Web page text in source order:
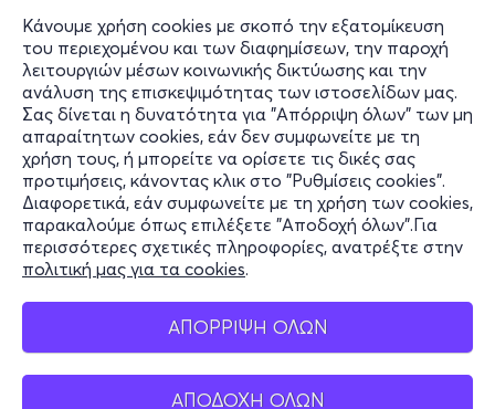
Κάνουμε χρήση cookies με σκοπό την εξατομίκευση
του περιεχομένου και των διαφημίσεων, την παροχή
λειτουργιών μέσων κοινωνικής δικτύωσης και την
ανάλυση της επισκεψιμότητας των ιστοσελίδων μας.
Σας δίνεται η δυνατότητα για "Απόρριψη όλων" των μη
απαραίτητων cookies, εάν δεν συμφωνείτε με τη
χρήση τους, ή μπορείτε να ορίσετε τις δικές σας
προτιμήσεις, κάνοντας κλικ στο "Ρυθμίσεις cookies".
Διαφορετικά, εάν συμφωνείτε με τη χρήση των cookies,
παρακαλούμε όπως επιλέξετε "Αποδοχή όλων".Για
περισσότερες σχετικές πληροφορίες, ανατρέξτε στην
πολιτική μας για τα cookies.
ΑΠΟΡΡΙΨΗ ΟΛΩΝ
ΑΠΟΔΟΧΗ ΟΛΩΝ
Πληροφορίες
Υποστήριξη
Stay Connected
Mobile app